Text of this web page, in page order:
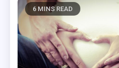
6 MINS READ